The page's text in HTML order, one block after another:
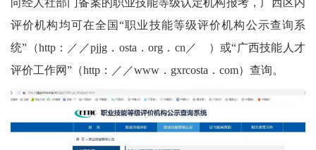
向经人社部门备案的职业技能等级认定机构报考，广西区内
评价机构均可在全国“职业技能等级评价机构公示查询系
统”（http：／／pjjg．osta．org．cn／ ）或“广西技能人才
评价工作网”（http：／／www．gxrcosta．com）查询。